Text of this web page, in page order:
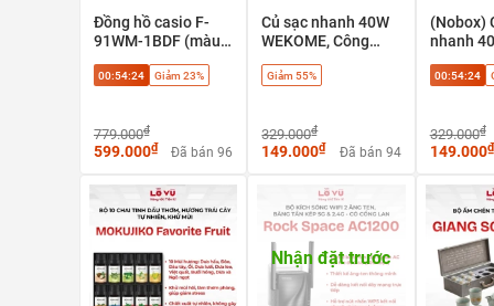
Đồng hồ casio F-
91WM-1BDF (màu
bạc) - Huyền thoại
cổ điển, phong cách
00:54:23 Giảm 23%
779.000₫
599.000₫ Đã bán 96
Củ sạc nhanh 40W
WEKOME, Công
Nghệ Gan
Giảm 55%
329.000₫
149.000₫ Đã bán 94
(Nobox)
nhanh
2 cổng
PPS
00:54:23
329.000₫
149.000₫
Nhận đặt trước